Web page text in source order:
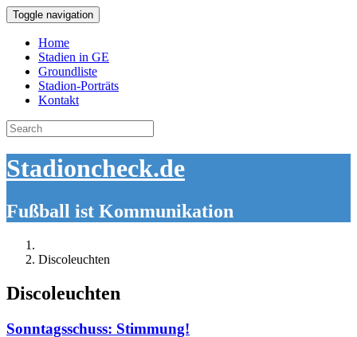
Toggle navigation
Home
Stadien in GE
Groundliste
Stadion-Porträts
Kontakt
Search
for:
Stadioncheck.de
Fußball ist Kommunikation
Discoleuchten
Discoleuchten
Sonntagsschuss: Stimmung!